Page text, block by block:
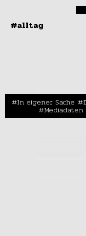
#alltag
In eigener Sache
Mediadaten